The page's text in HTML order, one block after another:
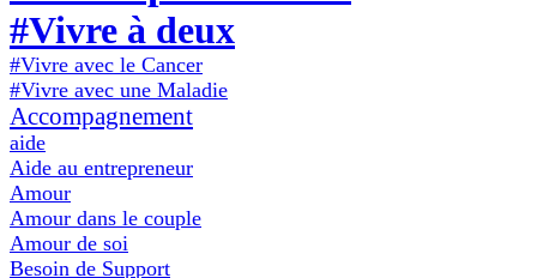
#Vivre à deux
#Vivre avec le Cancer
#Vivre avec une Maladie
Accompagnement
aide
Aide au entrepreneur
Amour
Amour dans le couple
Amour de soi
Besoin de Support